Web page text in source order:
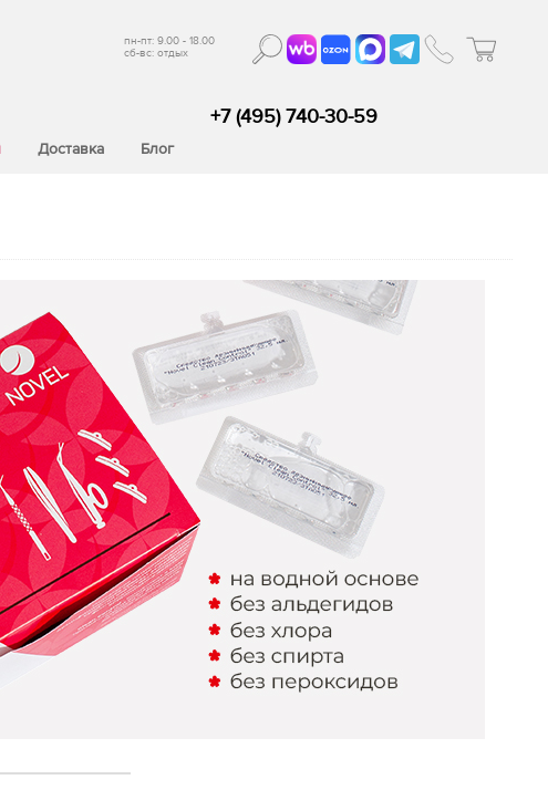
пн-пт: 9.00 - 18.00
сб-вс: отдых
Доставка Блог
+7 (495) 740-30-59